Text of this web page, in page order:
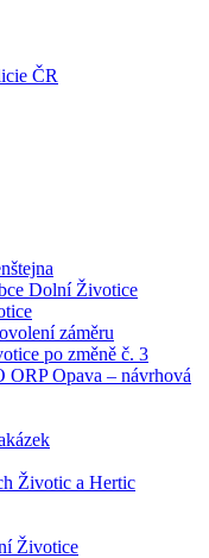
ČR
Dolní Životice
záměru
po změně č. 3
ORP Opava – návrhová
Životic a Hertic
Životice